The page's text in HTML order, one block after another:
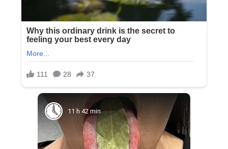
11 h 42 min